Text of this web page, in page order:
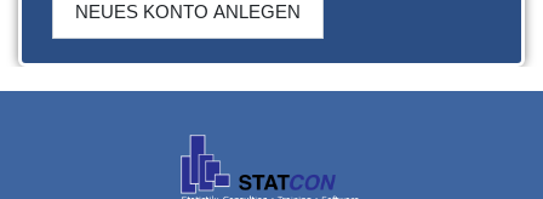
NEUES KONTO ANLEGEN